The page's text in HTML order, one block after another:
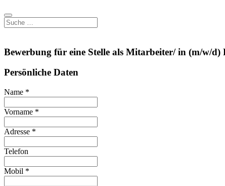
Bewerbung für eine Stelle als Mitarbeiter/ in (m/w/
Persönliche Daten
Name *
Vorname *
Adresse *
Telefon
Mobil *